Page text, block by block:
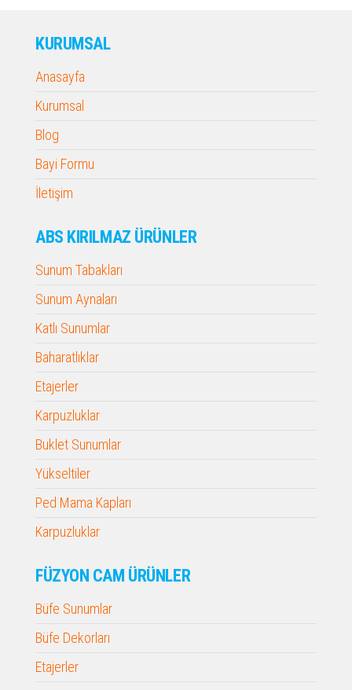
KURUMSAL
Anasayfa
Kurumsal
Blog
Bayi Formu
İletişim
ABS KIRILMAZ ÜRÜNLER
Sunum Tabakları
Sunum Aynaları
Katlı Sunumlar
Baharatlıklar
Etajerler
Karpuzluklar
Buklet Sunumlar
Yükseltiler
Ped Mama Kapları
Karpuzluklar
FÜZYON CAM ÜRÜNLER
Büfe Sunumlar
Büfe Dekorları
Etajerler